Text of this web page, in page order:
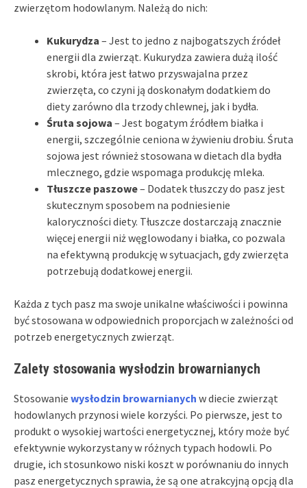
zwierzętom hodowlanym. Należą do nich:
Kukurydza – Jest to jedno z najbogatszych źródeł
energii dla zwierząt. Kukurydza zawiera dużą ilość
skrobi, która jest łatwo przyswajalna przez
zwierzęta, co czyni ją doskonałym dodatkiem do
diety zarówno dla trzody chlewnej, jak i bydła.
Śruta sojowa – Jest bogatym źródłem białka i
energii, szczególnie ceniona w żywieniu drobiu. Śruta
sojowa jest również stosowana w dietach dla bydła
mlecznego, gdzie wspomaga produkcję mleka.
Tłuszcze paszowe– Dodatek tłuszczy do pasz jest
skutecznym sposobem na podniesienie
kaloryczności diety. Tłuszcze dostarczają znacznie
więcej energii niż węglowodany i białka, co pozwala
na efektywną produkcję w sytuacjach, gdy zwierzęta
potrzebują dodatkowej energii.
Każda z tych pasz ma swoje unikalne właściwości i powinna
być stosowana w odpowiednich proporcjach w zależności od
potrzeb energetycznych zwierząt.
Zalety stosowania wysłodzin browarnianych
Stosowanie wysłodzin browarnianych w diecie zwierząt
hodowlanych przynosi wiele korzyści. Po pierwsze, jest to
produkt o wysokiej wartości energetycznej, który może być
efektywnie wykorzystany w różnych typach hodowli. Po
drugie, ich stosunkowo niski koszt w porównaniu do innych
pasz energetycznych sprawia, że są one atrakcyjną opcją dla